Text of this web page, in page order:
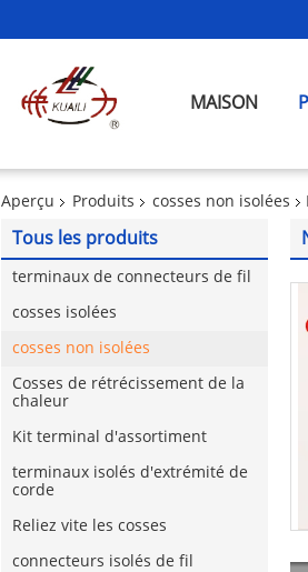
MAISON
Aperçu Produits cosses non isolées
Tous les produits
terminaux de connecteurs de fil
cosses isolées
cosses non isolées
Cosses de rétrécissement de la
chaleur
Kit terminal d'assortiment
terminaux isolés d'extrémité de
corde
Reliez vite les cosses
connecteurs isolés de fil